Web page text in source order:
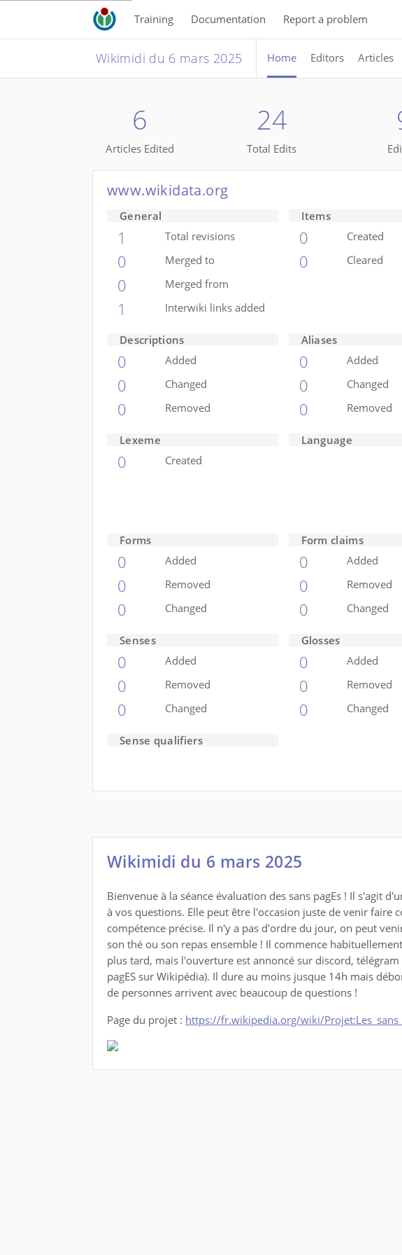
Training Documentation Report a problem
Wikimidi du 6 mars 2025 Home Editors Articles
6
Articles Edited
24
Total Edits
www.wikidata.org
General
1 Total revisions
0 Merged to
0 Merged from
1 Interwiki links added
Items
0 Created
0 Cleared
Descriptions
0 Added
0 Changed
0 Removed
Aliases
0 Added
0 Changed
0 Removed
Lexeme
0 Created
Language
Forms
0 Added
0 Removed
0 Changed
Form claims
0 Added
0 Removed
0 Changed
Senses
0 Added
0 Removed
0 Changed
Glosses
0 Added
0 Removed
0 Changed
Sense qualifiers
Wikimidi du 6 mars 2025
Bienvenue à la séance évaluation des sans pagEs ! Il s'agit
à vos questions. Elle peut être l'occasion juste de venir faire
compétence précise. Il n'y a pas d'ordre du jour, on peut
son thé ou son repas ensemble ! Il commence
plus tard, mais l'ouverture est annoncé sur discord, télégram
pagES sur Wikipédia). Il dure au moins jusque 14h mais
de personnes arrivent avec beaucoup de questions !
Page du projet : https://fr.wikipedia.org/wiki/